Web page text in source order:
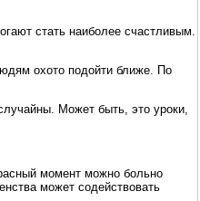
стать наиболее счастливым.
охото подойти ближе. По
Может быть, это уроки,
момент можно больно
может содействовать